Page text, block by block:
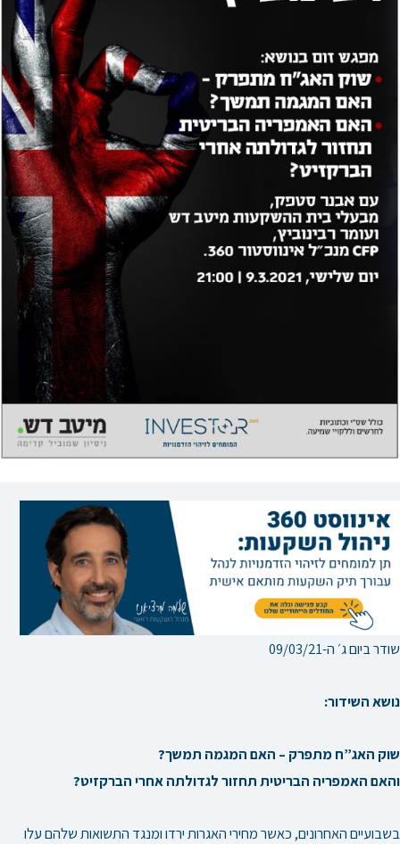
שודר ביום ג׳ ה-09/03/21
נושא השידור:
שוק האג”ח מתפרק – האם המגמה תמשך?
והאם האמפריה הבריטית תחזור לגדולתה אחרי הברקזיט?
בשבועיים האחרונים, כאשר מחירי האגרות ירדו ומנגד התשואות שלהם עלו